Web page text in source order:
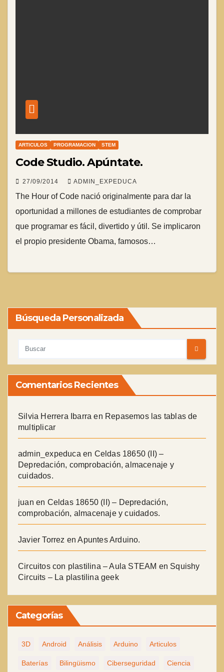
ARTICULOS PROGRAMACION STEM
Code Studio. Apúntate.
27/09/2014 ADMIN_EXPEDUCA
The Hour of Code nació originalmente para dar la
oportunidad a millones de estudiantes de comprobar
que programar es fácil, divertido y útil. Se implicaron
el propio presidente Obama, famosos…
Búsqueda Personalizada
Comentarios Recientes
Silvia Herrera Ibarra en Repasemos las tablas de
multiplicar
admin_expeduca en Celdas 18650 (II) –
Depredación, comprobación, almacenaje y
cuidados.
juan en Celdas 18650 (II) – Depredación,
comprobación, almacenaje y cuidados.
Javier Torrez enApuntes Arduino.
Circuitos con plastilina – Aula STEAM en Squishy
Circuits – La plastilina geek
Categorías
3D Android Análisis Arduino Articulos
Baterías Bilingüismo Ciberseguridad Ciencia